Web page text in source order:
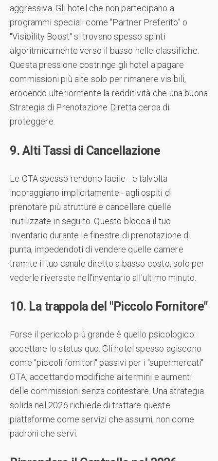
aggressiva. Gli hotel che non partecipano a
programmi speciali come "Partner Preferito" o
"Visibility Boost" si trovano spesso spinti
algoritmicamente verso il basso nelle classifiche.
Questa pressione costringe gli hotel a pagare
commissioni più alte solo per rimanere visibili,
erodendo ulteriormente la redditività che una buona
Strategia di Prenotazione Diretta cerca di
proteggere.
9. Alti Tassi di Cancellazione
Le OTA spesso rendono facile - e talvolta
incoraggiano implicitamente - agli ospiti di
prenotare più strutture e cancellare quelle
inutilizzate in seguito. Questo blocca il tuo
inventario durante le finestre di prenotazione di
punta, impedendoti di vendere quelle camere
tramite il tuo canale diretto a basso costo, solo per
vederle riversate nell'inventario all'ultimo minuto.
10. La trappola del "Piccolo Fornitore"
Forse il pericolo più grande è quello psicologico:
accettare lo status quo. Gli hotel spesso agiscono
come "piccoli fornitori" passivi per i "supermercati"
OTA, accettando modifiche ai termini e aumenti
delle commissioni senza contestare. Una strategia
solida nel 2026 richiede di trattare queste
piattaforme come servizi che assumi, non come
padroni che servi.